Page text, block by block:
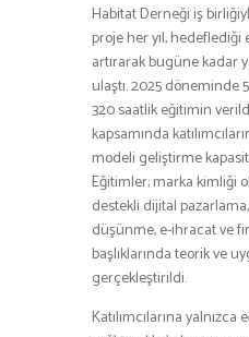
Habitat Derneği iş
proje her yıl, hedeflediği
artırarak bugüne kadar
ulaştı. 2025 döneminde
320 saatlik eğitimin
kapsamında
modeli geliştirme
Eğitimler; marka kimliği
destekli dijital
düşünme, e-ihracat ve
başlıklarında teorik ve
gerçekleştirildi.
Katılımcılarına